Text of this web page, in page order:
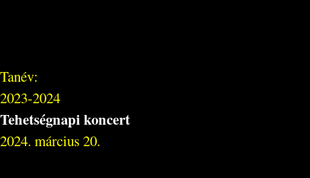
Tanév:
2023-2024
Tehetségnapi koncert
2024. március 20.